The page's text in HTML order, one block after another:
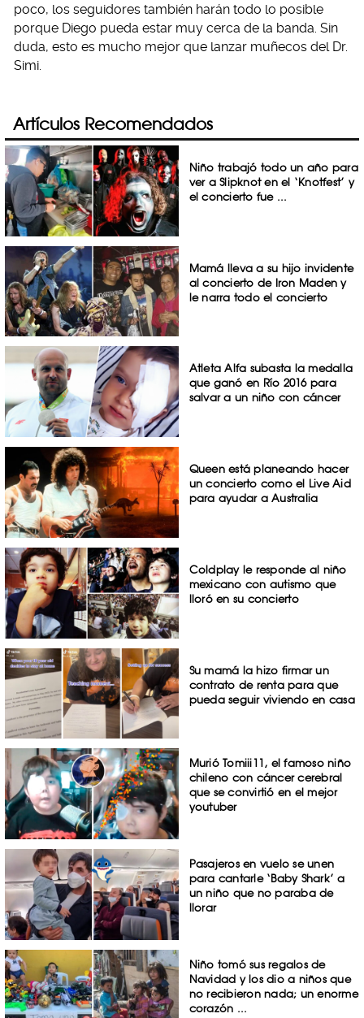
poco, los seguidores también harán todo lo posible
porque Diego pueda estar muy cerca de la banda. Sin
duda, esto es mucho mejor que lanzar muñecos del Dr.
Simi.
Artículos Recomendados
Niño trabajó todo un año para
ver a Slipknot en el ‘Knotfest’ y
el concierto fue ...
Mamá lleva a su hijo invidente
al concierto de Iron Maden y
le narra todo el concierto
Atleta Alfa subasta la medalla
que ganó en Río 2016 para
salvar a un niño con cáncer
Queen está planeando hacer
un concierto como el Live Aid
para ayudar a Australia
Coldplay le responde al niño
mexicano con autismo que
lloró en su concierto
Su mamá la hizo firmar un
contrato de renta para que
pueda seguir viviendo en casa
Murió Tomiii11, el famoso niño
chileno con cáncer cerebral
que se convirtió en el mejor
youtuber
Pasajeros en vuelo se unen
para cantarle ‘Baby Shark’ a
un niño que no paraba de
llorar
Niño tomó sus regalos de
Navidad y los dio a niños que
no recibieron nada; un enorme
corazón ...